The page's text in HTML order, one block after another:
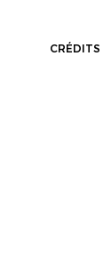
CRÉDITS